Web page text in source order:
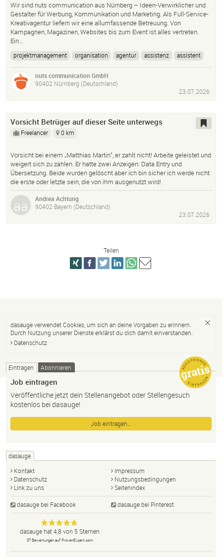
Wir sind nuts communication aus Nürnberg – Ideen-Verwirklicher und
Gestalter für Werbung, Kommunikation und Marketing. Als Full-Service-
Kreativagentur liefern wir eine allumfassende Betreuung. Von
Kampagnen, Magazinen, Websites bis zum Event ist alles vertreten.
Ein…
projektmanagement organisation agentur assistenz assistent
nuts communication GmbH
90402 Nürnberg (Deutschland)
23.07.2026
Vorsicht Betrüger auf dieser Seite unterwegs
Freelancer 0 km
Vorsicht bei einem „Matthias Martin“, er zahlt nicht! Arbeite geleistet und
weigert sich zu zahlen. Er hatte zwei Anzeigen: Data Entry und
Übersetzung. Beide wurden gelöscht aber ich bin sicher ich werde nicht
die erste oder letzte sein, die von ihm ausgenutzt wird!
Andrea Achtung
90402 Bayern (Deutschland)
23.07.2026
Teilen
dasauge verwendet Cookies, um sich an deine Vorgaben zu erinnern.
Durch Nutzung unserer Dienste erklärst du dich damit einverstanden.
Datenschutz
Eintragen Abonnieren
Job eintragen
Veröffentliche jetzt dein Stellenangebot oder Stellengesuch
kostenlos bei dasauge!
Job eintragen…
dasauge
Kontakt
Impressum
Datenschutz
Nutzungsbedingungen
Link zu uns
Seitenindex
dasauge bei Facebook dasauge bei Pinterest
dasauge
Designer,
Fotografen,
Agenturen,
Anonym
dasauge hat4,8 von 5 Sternen
37Bewertungen auf ProvenExpert.com